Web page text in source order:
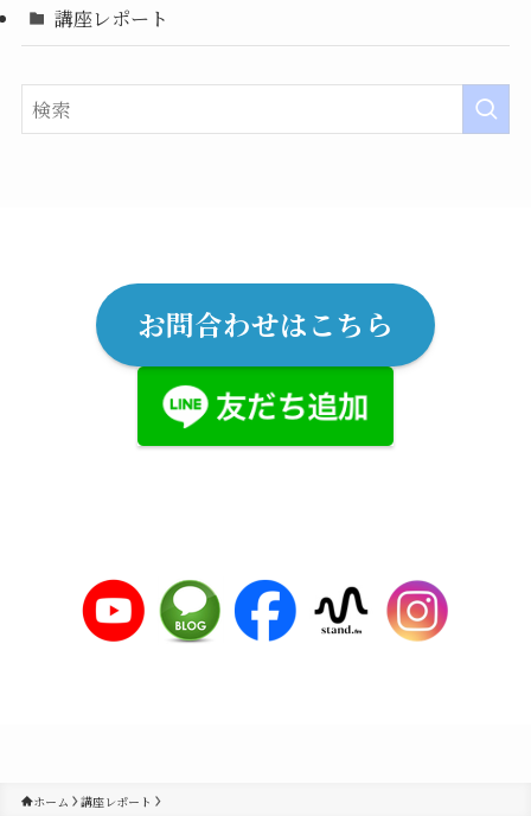
講座レポート
お問合わせはこちら
ホーム 講座レポート